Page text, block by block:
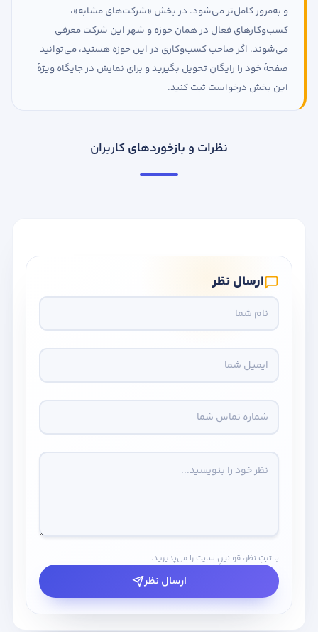
و به‌مرور کامل‌تر می‌شود. در بخش «شرکت‌های مشابه»،
کسب‌وکارهای فعال در همان حوزه و شهر این شرکت معرفی
می‌شوند. اگر صاحب کسب‌وکاری در این حوزه هستید، می‌توانید
صفحهٔ خود را رایگان تحویل بگیرید و برای نمایش در جایگاه ویژهٔ
این بخش درخواست ثبت کنید.
نظرات و بازخوردهای کاربران
ارسال نظر
با ثبتِ نظر، قوانینِ سایت را می‌پذیرید.
ارسال نظر